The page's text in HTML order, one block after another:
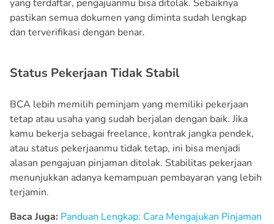
yang terdaftar, pengajuanmu bisa ditolak. Sebaiknya
pastikan semua dokumen yang diminta sudah lengkap
dan terverifikasi dengan benar.
Status Pekerjaan Tidak Stabil
BCA lebih memilih peminjam yang memiliki pekerjaan
tetap atau usaha yang sudah berjalan dengan baik. Jika
kamu bekerja sebagai freelance, kontrak jangka pendek,
atau status pekerjaanmu tidak tetap, ini bisa menjadi
alasan pengajuan pinjaman ditolak. Stabilitas pekerjaan
menunjukkan adanya kemampuan pembayaran yang lebih
terjamin.
Baca Juga: Panduan Lengkap: Cara Mengajukan Pinjaman